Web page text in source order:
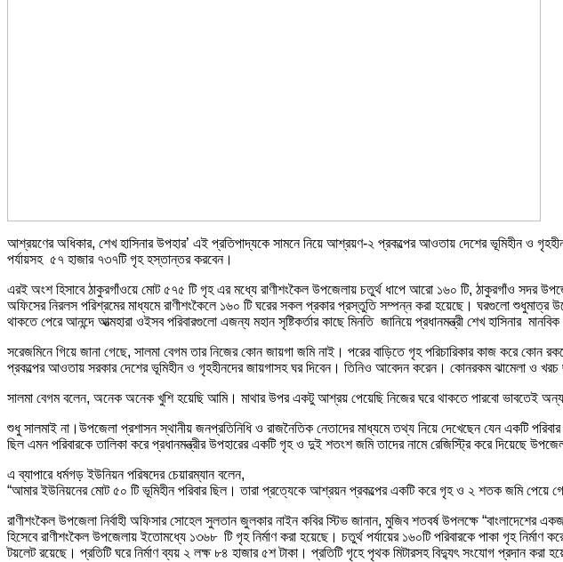
আশ্রয়ণের অধিকার, শেখ হাসিনার উপহার’ এই প্রতিপাদ্যকে সামনে নিয়ে আশ্রয়ণ-২ প্রকল্পের আওতায় দেশের ভূমিহীন ও
পর্যায়সহ ৫৭ হাজার ৭৩৭টি গৃহ হস্তান্তর করবেন।
এরই অংশ হিসাবে ঠাকুরগাঁওয়ে মোট ৫৭৫ টি গৃহ এর মধ্যে রাণীশংকৈল উপজেলায় চতুর্থ ধাপে আরো ১৬০ টি, ঠাকুরগাঁও সদর
অফিসের নিরলস পরিশ্রমের মাধ্যমে রাণীশংকৈলে ১৬০ টি ঘরের সকল প্রকার প্রস্তুতি সম্পন্ন করা হয়েছে। ঘরগুলো
থাকতে পেরে আনন্দে আত্মহারা ওইসব পরিবারগুলো এজন্য মহান সৃষ্টিকর্তার কাছে মিনতি জানিয়ে প্রধানমন্ত্রী শেখ হাসিনার
সরেজমিনে গিয়ে জানা গেছে, সালমা বেগম তার নিজের কোন জায়গা জমি নাই। পরের বাড়িতে গৃহ পরিচারিকার কাজ করে কোন
প্রকল্পের আওতায় সরকার দেশের ভূমিহীন ও গৃহহীনদের জায়গাসহ ঘর দিবেন। তিনিও আবেদন করেন। কোনরকম ঝামেলা ও খরচ
সালমা বেগম বলেন, অনেক অনেক খুশি হয়েছি আমি। মাথার উপর একটু আশ্রয় পেয়েছি নিজের ঘরে থাকতে পারবো ভাবতেই
শুধু সালমাই না।উপজেলা প্রশাসন স্থানীয় জনপ্রতিনিধি ও রাজনৈতিক নেতাদের মাধ্যমে তথ্য নিয়ে দেখেছেন যেন একটি
ছিল এমন পরিবারকে তালিকা করে প্রধানমন্ত্রীর উপহারের একটি গৃহ ও দুই শতংশ জমি তাদের নামে রেজিস্ট্রি করে দিয়েছে
এ ব্যাপারে ধর্মগড় ইউনিয়ন পরিষদের চেয়ারম্যান বলেন,
“আমার ইউনিয়নের মোট ৫০ টি ভূমিহীন পরিবার ছিল। তারা প্রত্যেকে আশ্রয়ন প্রকল্পের একটি করে গৃহ ও ২ শতক জমি পেয়ে
রাণীশংকৈল উপজেলা নির্বাহী অফিসার সোহেল সুলতান জুলকার নাইন কবির স্টিভ জানান, মুজিব শতবর্ষ উপলক্ষে “বাংলাদেশের
হিসেবে রাণীশংকৈল উপজেলায় ইতোমধ্যে ১৩৬৮ টি গৃহ নির্মাণ করা হয়েছে। চতুর্থ পর্যায়ের ১৬০টি পরিবারকে পাকা গৃহ নির্মাণ
টয়লেট রয়েছে। প্রতিটি ঘরে নির্মাণ ব্যয় ২ লক্ষ ৮৪ হাজার ৫শ টাকা। প্রতিটি গৃহে পৃথক মিটারসহ বিদ্যুৎ সংযোগ প্রদান করা